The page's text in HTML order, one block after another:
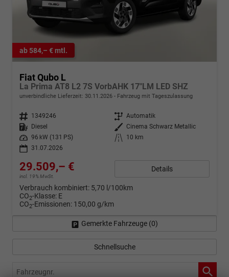
ab 584,– € mtl.
Fiat Qubo L
La Prima AT8 L2 7S VorbAHK 17"LM LED SHZ
unverbindliche Lieferzeit: 30.11.2026 Fahrzeug mit Tageszulassung
Fahrzeugnr. 1349246 Getriebe Automatik
Kraftstoff
Diesel Außenfarbe Cinema Schwarz Metallic
Leistung
96 kW (131 PS) Kilometerstand
10 km
31.07.2026
29.509,– €
incl. 19% MwSt.
Details
Verbrauch kombiniert: 5,70 l/100km
CO2-Klasse: E
CO2-Emissionen: 150,00 g/km
Gemerkte Fahrzeuge (0)
Schnellsuche
Fahrzeugnr.